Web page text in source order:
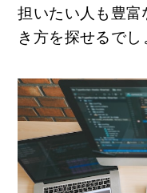
担いたい人も豊
き方を探せるでし